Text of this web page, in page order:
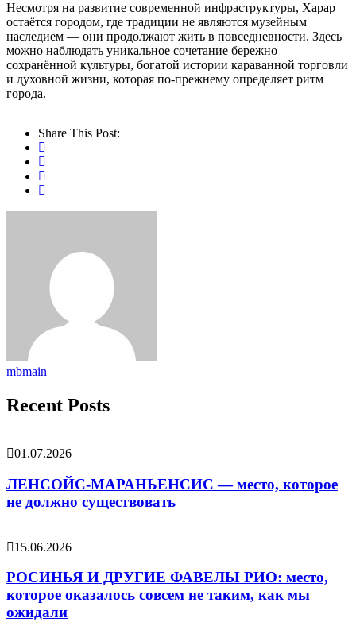
Несмотря на развитие современной инфраструктуры, Харар
остаётся городом, где традиции не являются музейным
наследием — они продолжают жить в повседневности. Здесь
можно наблюдать уникальное сочетание бережно
сохранённой культуры, богатой истории караванной торговли
и духовной жизни, которая по-прежнему определяет ритм
города.
Share This Post:
mbmain
Recent Posts
01.07.2026
ЛЕНСОЙС-МАРАНЬЕНСИС — место, которое
не должно существовать
15.06.2026
РОСИНЬЯ И ДРУГИЕ ФАВЕЛЫ РИО: место,
которое оказалось совсем не таким, как мы
ожидали